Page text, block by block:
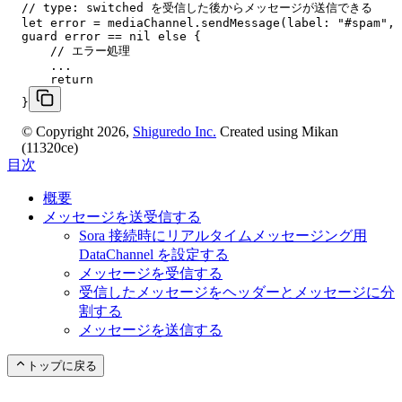
// type: switched を受信した後からメッセージが送信できる
let error = mediaChannel.sendMessage(label:
guard error == nil else {
    // エラー処理
    ...
    return
}
© Copyright 2026, Shiguredo Inc. Created using Mikan
(11320ce)
目次
概要
メッセージを送受信する
Sora 接続時にリアルタイムメッセージング用
DataChannel を設定する
メッセージを受信する
受信したメッセージをヘッダーとメッセージに分
割する
メッセージを送信する
トップに戻る